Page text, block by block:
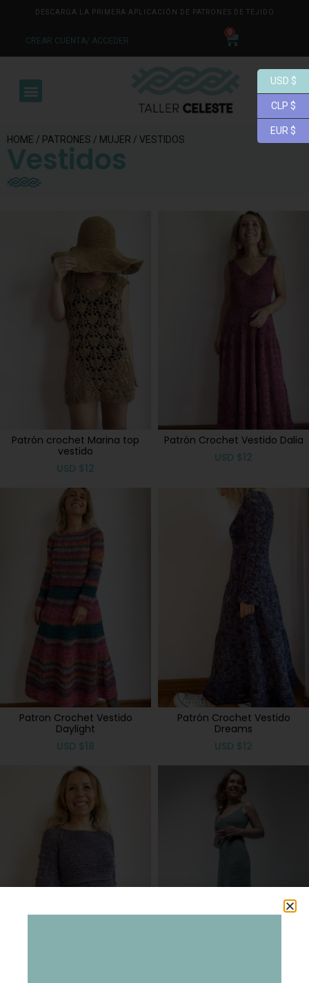
DESCARGA LA PRIMERA APLICACIÓN DE PATRONES DE TEJIDO
CREAR CUENTA/ ACCEDER
0
HOME / PATRONES / MUJER / VESTIDOS
Vestidos
Patrón crochet Marina top
vestido
USD $12
Patrón Crochet Vestido Dalia
USD $12
Patron Crochet Vestido
Daylight
USD $18
Patrón Crochet Vestido
Dreams
USD $12
USD $
CLP $
EUR $